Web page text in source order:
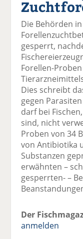
Die Behörden
gesperrt,
Forellen-
Dies schreibt
gegen
darf bei
sind, nicht
Proben von 34
von Antibiotika
Substanzen
erwähnten –
gesperrten- –
Der
anmelden